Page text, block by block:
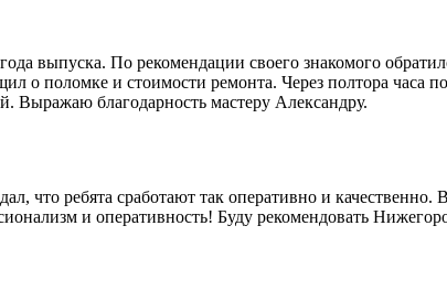
выпуска. По рекомендации своего знакомого
о поломке и стоимости ремонта. Через полтора часа
Выражаю благодарность мастеру Александру.
что ребята сработают так оперативно и качественно.
и оперативность! Буду рекомендовать